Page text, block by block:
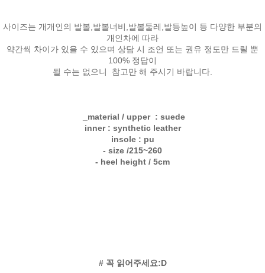
사이즈는 개개인의 발볼,발볼너비,발볼둘레,발등높이 등 다양한 부분의
개인차에 따라
약간씩 차이가 있을 수 있으며 상담 시 조언 또는 권유 정도만 드릴 뿐
100% 정답이
될 수는 없으니 참고만 해 주시기 바랍니다.
_material / upper : suede
inner : synthetic leather
insole : pu
- size /215~260
- heel height / 5cm
# 꼭 읽어주세요:D